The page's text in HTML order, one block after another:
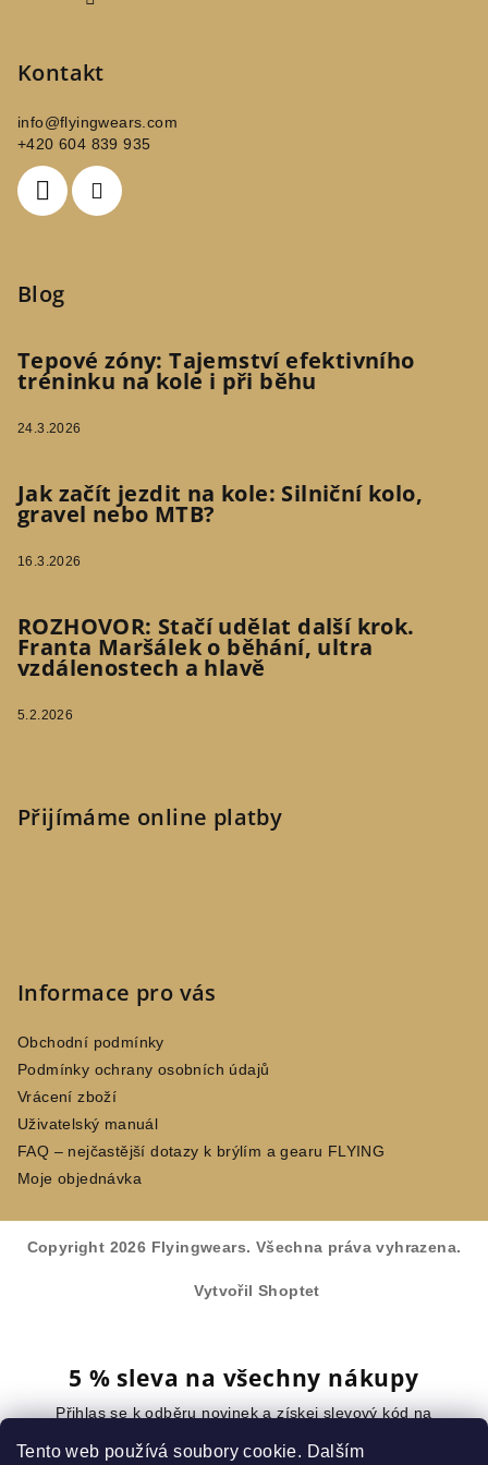
Tento web používá soubory cookie. Dalším
Kontakt
info@flyingwears.com
+420 604 839 935
Blog
Tepové zóny: Tajemství efektivního
tréninku na kole i při běhu
24.3.2026
Jak začít jezdit na kole: Silniční kolo,
gravel nebo MTB?
16.3.2026
ROZHOVOR: Stačí udělat další krok.
Franta Maršálek o běhání, ultra
vzdálenostech a hlavě
5.2.2026
Přijímáme online platby
Informace pro vás
Obchodní podmínky
Podmínky ochrany osobních údajů
Vrácení zboží
Uživatelský manuál
FAQ – nejčastější dotazy k brýlím a gearu FLYING
Moje objednávka
Copyright 2026 Flyingwears. Všechna práva vyhrazena.
Vytvořil Shoptet
5 % sleva na všechny nákupy
Přihlas se k odběru novinek a získej slevový kód na